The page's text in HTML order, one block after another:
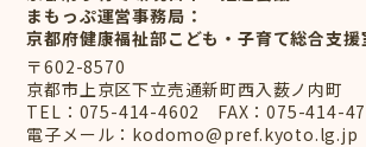
まもっぷ運営事務局：
京都府健康福祉部こども・子育て総合支援
〒602-8570
京都市上京区下立売通新町西入薮ノ内町
TEL： 075-414-4602
FAX：075-414-
電子メール： kodomo@pref.kyoto.lg.jp